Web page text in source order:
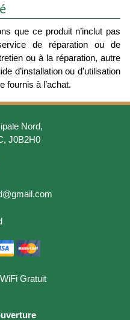
que ce produit n’inclut pas
de réparation ou de
ou à la réparation, autre
d’installation ou d’utilisation
fournis à l’achat.
Nord,
J0B2H0
Gratuit